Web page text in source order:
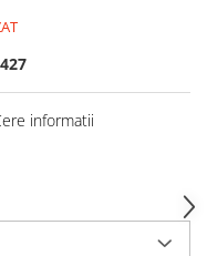
informatii